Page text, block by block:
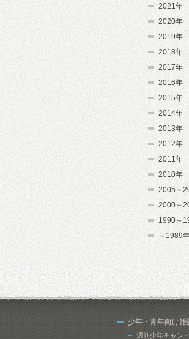
2021年
2020年
2019年
2018年
2017年
2016年
2015年
2014年
2013年
2012年
2011年
2010年
2005～
2000～
1990～
～1989
少年・青年向け雑
週刊少年チャン